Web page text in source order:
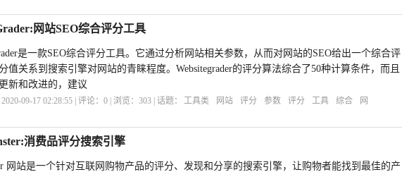
网站SEO综合评分工具
是一款SEO综合评分工具。它通过分析网站相关参数，从而对网站的SEO给出一个综合评
值关系到搜索引擎对网站的青睐程度。Websitegrader的评分算法综合了50种计算条件，而且
新和改进的，建议
09-17 02:28:55 | 评论：0 | 浏览：303 | 话题： 工具类 网站 评分 参数 评分 工具 综合
网
消费品评分搜索引擎
网站是一个针对互联网购物产品的评分、发现和分享的搜索引擎，让购物者能找到最佳的产